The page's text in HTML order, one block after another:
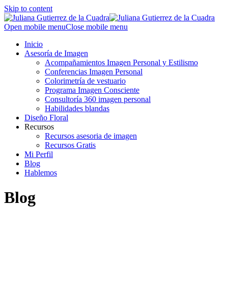
Skip to content
Open mobile menuClose mobile menu
Inicio
Asesoría de Imagen
Acompañamientos Imagen Personal y Estilismo
Conferencias Imagen Personal
Colorimetría de vestuario
Programa Imagen Consciente
Consultoría 360 imagen personal
Habilidades blandas
Diseño Floral
Recursos
Recursos asesoria de imagen
Recursos Gratis
Mi Perfil
Blog
Hablemos
Blog